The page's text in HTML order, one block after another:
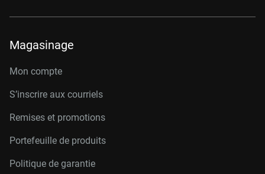
Magasinage
Mon compte
S’inscrire aux courriels
Remises et promotions
Portefeuille de produits
Politique de garantie